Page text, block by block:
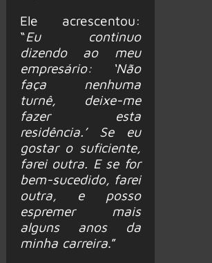
Ele acrescentou:
“Eu continuo
dizendo ao meu
empresário: ‘Não
faça nenhuma
turnê, deixe-me
fazer esta
residência.’ Se eu
gostar o suficiente,
farei outra. E se for
bem-sucedido, farei
outra, e posso
espremer mais
alguns anos da
minha carreira.”